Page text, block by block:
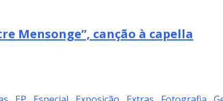
Mensonge”, canção à capella